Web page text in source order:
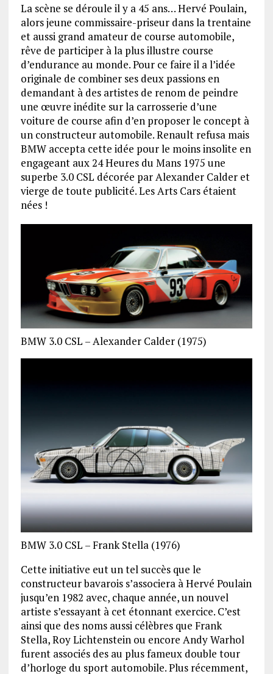
La scène se déroule il y a 45 ans… Hervé Poulain,
alors jeune commissaire-priseur dans la trentaine
et aussi grand amateur de course automobile,
rêve de participer à la plus illustre course
d’endurance au monde. Pour ce faire il a l’idée
originale de combiner ses deux passions en
demandant à des artistes de renom de peindre
une œuvre inédite sur la carrosserie d’une
voiture de course afin d’en proposer le concept à
un constructeur automobile. Renault refusa mais
BMW accepta cette idée pour le moins insolite en
engageant aux 24 Heures du Mans 1975 une
superbe 3.0 CSL décorée par Alexander Calder et
vierge de toute publicité. Les Arts Cars étaient
nées !
BMW 3.0 CSL – Alexander Calder (1975)
BMW 3.0 CSL – Frank Stella (1976)
Cette initiative eut un tel succès que le
constructeur bavarois s’associera à Hervé Poulain
jusqu’en 1982 avec, chaque année, un nouvel
artiste s’essayant à cet étonnant exercice. C’est
ainsi que des noms aussi célèbres que Frank
Stella, Roy Lichtenstein ou encore Andy Warhol
furent associés des au plus fameux double tour
d’horloge du sport automobile. Plus récemment,